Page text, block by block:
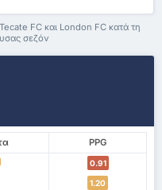
FC και London FC κατά τη
σεζόν
PPG
0.91
1.20